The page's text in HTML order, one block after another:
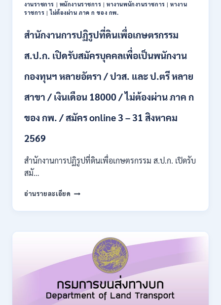
ป.ตรี
หลาย
/
ต้อง
ภาค
ของ
/
–
28780
10
21
2569
งานราชการ | พนักงานราชการ |หางานพนักงานราชการ |หางาน
ราชการ |ไม่ต้องผ่าน ภาค ก ของ กพ.
สำนักงานการปฏิรูปที่ดินเพื่อเกษตรกรรม
ส.ป.ก. เปิดรับสมัครบุคคลเพื่อเป็นพนักงาน
กองทุนฯ หลายอัตรา / ปวส. และ ป.ตรี หลาย
สาขา / เงินเดือน 18000 / ไม่ต้องผ่าน ภาค ก
ของ กพ. / สมัคร online 3 – 31 สิงหาคม
2569
สำนักงานการปฏิรูปที่ดินเพื่อเกษตรกรรม ส.ป.ก. เปิดรับ
สมั…
อ่านรายละเอียด สำนักงาน
ปฏิรูป
เพื่อ
เกษตรกรรม
เปิด
สมัคร
บุคคล
เพื่อ